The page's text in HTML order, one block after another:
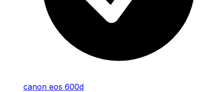
canon eos 600d